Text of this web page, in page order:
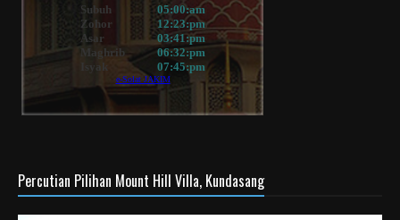
Percutian Pilihan Mount Hill Villa, Kundasang